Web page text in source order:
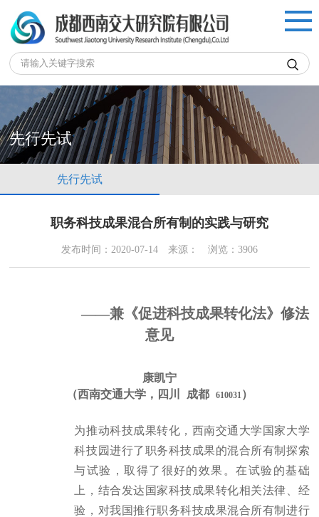

先行先试
先行先试
职务科技成果混合所有制的实践与研究
发布时间：2020-07-14 来源： 浏览：3906
——兼《促进科技成果转化法》修法
意见
康凯宁
（西南交通大学，四川
成都 610031）
为推动科技成果转化，西南交通大学国家大学
科技园进行了职务科技成果的混合所有制探索
与试验，取得了很好的效果。在试验的基础
上，结合发达国家科技成果转化相关法律、经
验，对我国推行职务科技成果混合所有制进行